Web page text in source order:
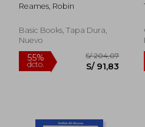
Rhetoric in Polarized
Reames, Robin
Basic Books, Tapa Dura,
Nuevo